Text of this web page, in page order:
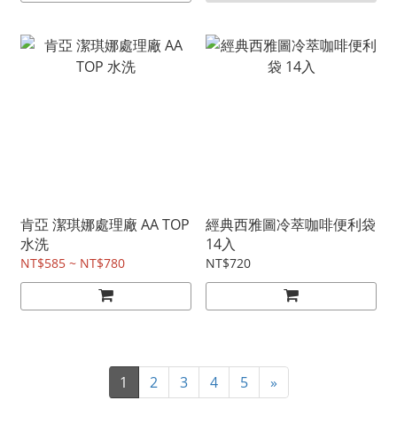
肯亞 潔琪娜處理廠 AA TOP
水洗
NT$585 ~ NT$780
經典西雅圖冷萃咖啡便利袋
14入
NT$720
1 2 3 4 5 »